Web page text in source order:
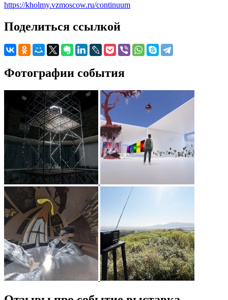
https://kholmy.vzmoscow.ru/continuum
Поделиться ссылкой
Фотографии события